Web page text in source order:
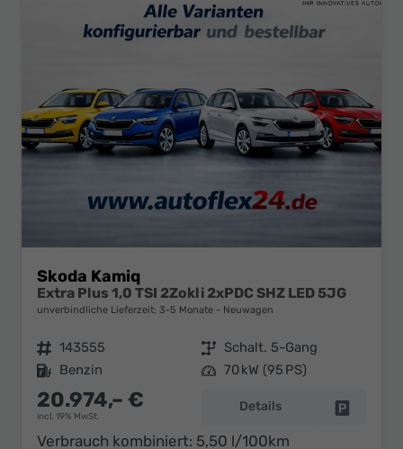
Skoda Kamiq
Extra Plus 1,0 TSI 2Zokli 2xPDC SHZ LED 5JG
unverbindliche Lieferzeit: 3-5 Monate Neuwagen
Fahrzeugnr. 143555 Getriebe Schalt. 5-Gang
Kraftstoff Benzin Leistung 70 kW (95 PS)
20.974,– €
incl. 19% MwSt.
Details
Verbrauch kombiniert: 5,50 l/100km